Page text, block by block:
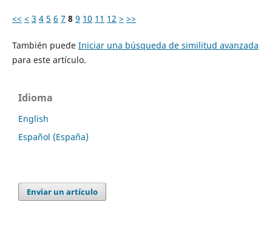
<< < 3 4 5 6 7 8 9 10 11 12 > >>
También puede Iniciar una búsqueda de similitud avanzada
para este artículo.
Idioma
English
Español (España)
Enviar un artículo